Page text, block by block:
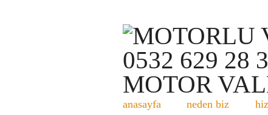
anasayfa neden biz